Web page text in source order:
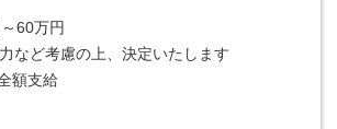
60万円
など考慮の上、決定いたします
額支給